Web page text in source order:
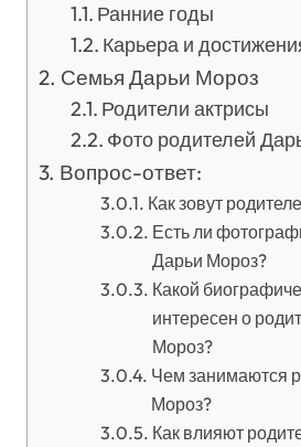
Ранние годы
Карьера и
Семья Дарьи Мороз
Родители актрисы
Фото родителей
Вопрос-ответ:
Как зовут
Есть ли
Дарьи Мороз?
Какой
интересен о
Мороз?
Чем занимаются
Мороз?
Как влияют